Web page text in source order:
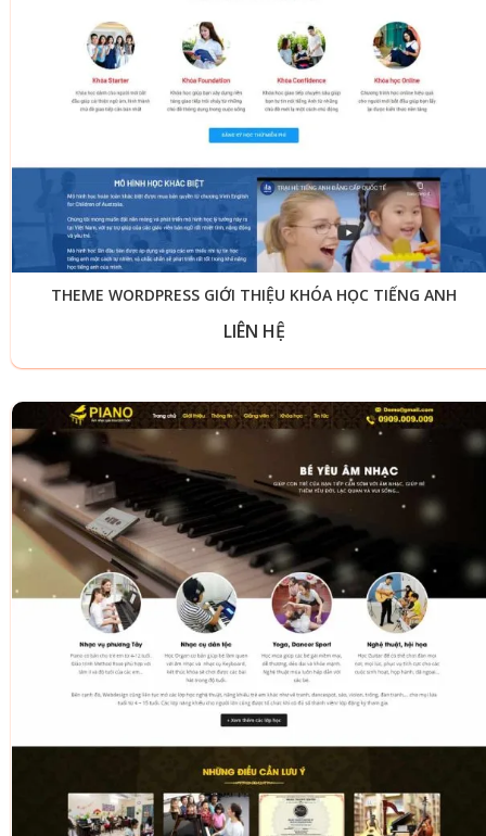
THEME WORDPRESS GIỚI THIỆU KHÓA HỌC TIẾNG ANH
LIÊN HỆ